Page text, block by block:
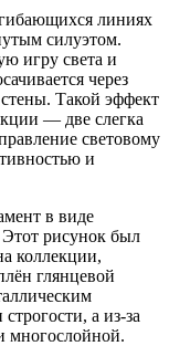
линиях
силуэтом.
игру света и
через
Такой эффект
— две слегка
световому
и
в виде
рисунок был
коллекции,
глянцевой
а из-за
многослойной.